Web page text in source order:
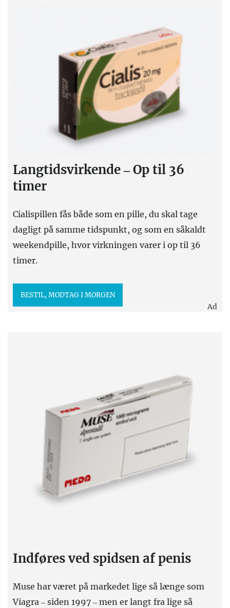
Langtidsvirkende – Op til 36
timer
Cialispillen fås både som en pille, du skal tage
dagligt på samme tidspunkt, og som en såkaldt
weekendpille, hvor virkningen varer i op til 36
timer.
BESTIL, MODTAG I MORGEN
Ad
Indføres ved spidsen af penis
Muse har været på markedet lige så længe som
Viagra – siden 1997 – men er langt fra lige så